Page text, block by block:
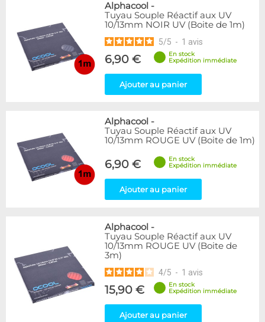
Alphacool -
Tuyau Souple Réactif aux UV
10/13mm NOIR UV (Boite de 1m)
5/5 - 1 avis
6,90 €
En stock
Expédition immédiate
Ajouter au panier
Alphacool -
Tuyau Souple Réactif aux UV
10/13mm ROUGE UV (Boite de 1m)
6,90 €
En stock
Expédition immédiate
Ajouter au panier
Alphacool -
Tuyau Souple Réactif aux UV
10/13mm ROUGE UV (Boite de
3m)
4/5 - 1 avis
15,90 €
En stock
Expédition immédiate
Ajouter au panier